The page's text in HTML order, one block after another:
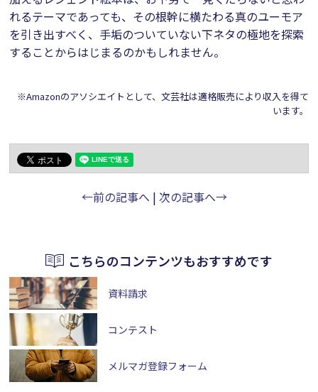
れるテーマであっても、その根幹に横たわる真のユーモア
を引き出すべく、手垢のついていない下ネタの極地を探索
することからはじまるのかもしれません。
※Amazonのアソシエイトとして、文芸社は適格販売により収入を得て
います。
←前の記事へ | 次の記事へ→
こちらのコンテンツもおすすめです
資料請求
コンテスト
メルマガ登録フォーム